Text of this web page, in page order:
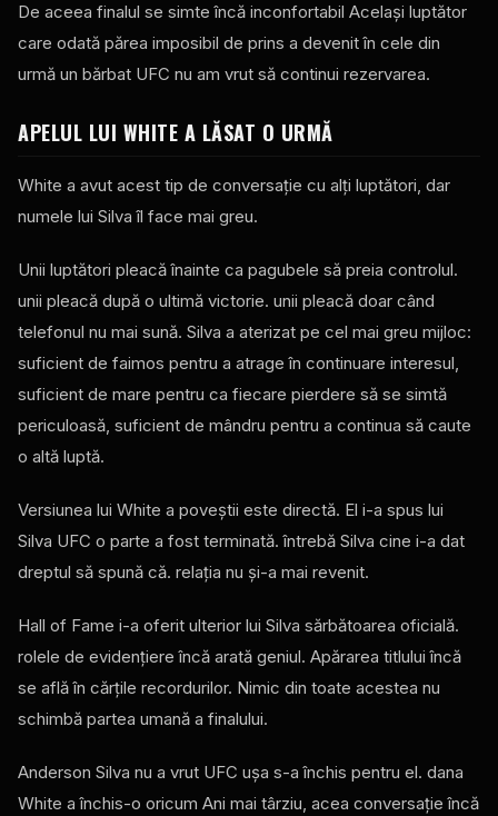
De aceea finalul se simte încă inconfortabil Același luptător
care odată părea imposibil de prins a devenit în cele din
urmă un bărbat UFC nu am vrut să continui rezervarea.
APELUL LUI WHITE A LĂSAT O URMĂ
White a avut acest tip de conversație cu alți luptători, dar
numele lui Silva îl face mai greu.
Unii luptători pleacă înainte ca pagubele să preia controlul.
unii pleacă după o ultimă victorie. unii pleacă doar când
telefonul nu mai sună. Silva a aterizat pe cel mai greu mijloc:
suficient de faimos pentru a atrage în continuare interesul,
suficient de mare pentru ca fiecare pierdere să se simtă
periculoasă, suficient de mândru pentru a continua să caute
o altă luptă.
Versiunea lui White a poveștii este directă. El i-a spus lui
Silva UFC o parte a fost terminată. întrebă Silva cine i-a dat
dreptul să spună că. relaţia nu şi-a mai revenit.
Hall of Fame i-a oferit ulterior lui Silva sărbătoarea oficială.
rolele de evidențiere încă arată geniul. Apărarea titlului încă
se află în cărțile recordurilor. Nimic din toate acestea nu
schimbă partea umană a finalului.
Anderson Silva nu a vrut UFC uşa s-a închis pentru el. dana
White a închis-o oricum Ani mai târziu, acea conversaţie încă